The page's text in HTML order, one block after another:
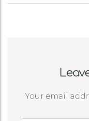
Your email